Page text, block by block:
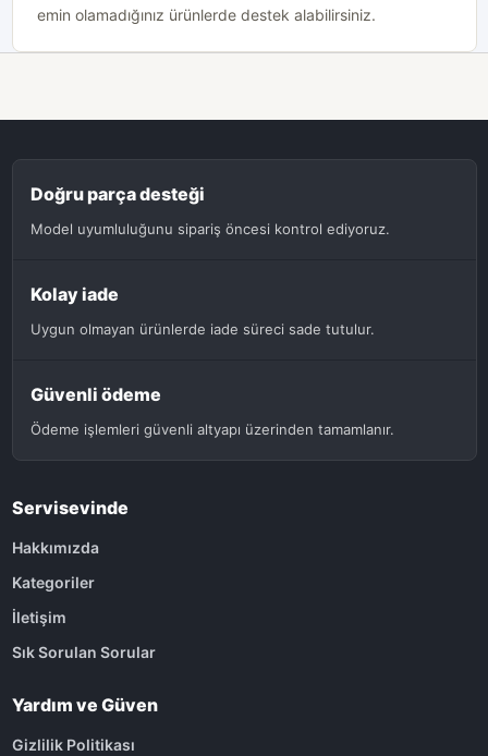
emin olamadığınız ürünlerde destek alabilirsiniz.
Doğru parça desteği
Model uyumluluğunu sipariş öncesi kontrol ediyoruz.
Kolay iade
Uygun olmayan ürünlerde iade süreci sade tutulur.
Güvenli ödeme
Ödeme işlemleri güvenli altyapı üzerinden tamamlanır.
Servisevinde
Hakkımızda
Kategoriler
İletişim
Sık Sorulan Sorular
Yardım ve Güven
Gizlilik Politikası